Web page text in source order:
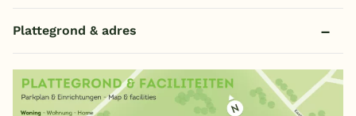
Plattegrond & adres